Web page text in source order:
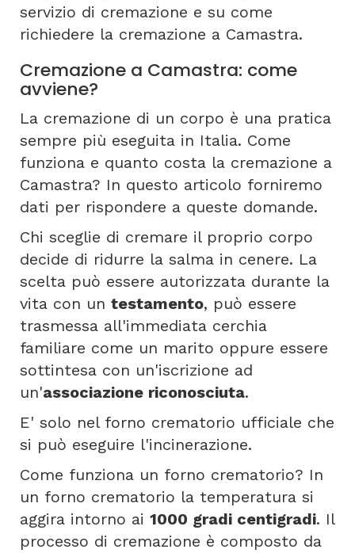
servizio di cremazione e su come
richiedere la cremazione a Camastra.
Cremazione a Camastra: come
avviene?
La cremazione di un corpo è una pratica
sempre più eseguita in Italia. Come
funziona e quanto costa la cremazione a
Camastra? In questo articolo forniremo
dati per rispondere a queste domande.
Chi sceglie di cremare il proprio corpo
decide di ridurre la salma in cenere. La
scelta può essere autorizzata durante la
vita con un testamento, può essere
trasmessa all'immediata cerchia
familiare come un marito oppure essere
sottintesa con un'iscrizione ad
un'associazione riconosciuta.
E' solo nel forno crematorio ufficiale che
si può eseguire l'incinerazione.
Come funziona un forno crematorio? In
un forno crematorio la temperatura si
aggira intorno ai 1000 gradi centigradi. Il
processo di cremazione è composto da